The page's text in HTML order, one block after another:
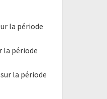
la période
la période
la période